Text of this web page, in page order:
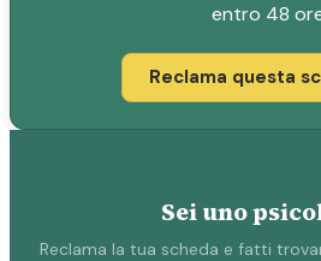
entro 48
Reclama questa
Sei uno
Reclama la tua scheda e fatti